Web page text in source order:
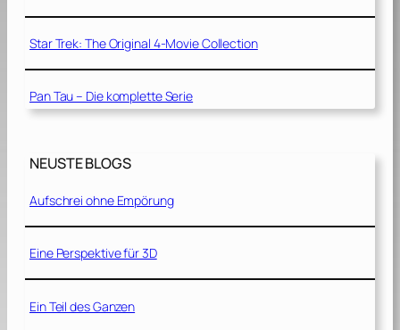
Star Trek: The Original 4-Movie Collection
Pan Tau – Die komplette Serie
NEUSTE BLOGS
Aufschrei ohne Empörung
Eine Perspektive für 3D
Ein Teil des Ganzen